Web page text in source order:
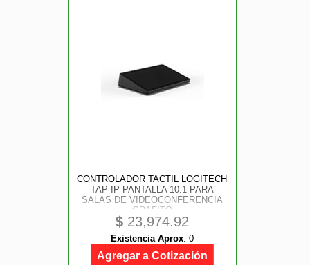
CONTROLADOR TACTIL LOGITECH
TAP IP PANTALLA 10.1 PARA
SALAS DE VIDEOCONFERENCIA
GRAFITO
$ 23,974.92
Existencia Aprox: 0
Agregar a Cotización